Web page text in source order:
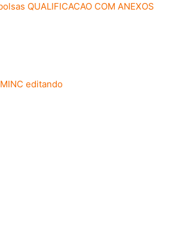
QUALIFICACAO COM ANEXOS
editando